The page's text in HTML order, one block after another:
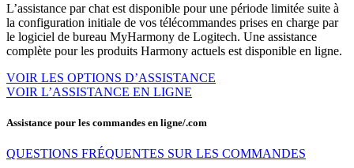
L’assistance par chat est disponible pour une période limitée suite à
la configuration initiale de vos télécommandes prises en charge par
le logiciel de bureau MyHarmony de Logitech. Une assistance
complète pour les produits Harmony actuels est disponible en ligne.
VOIR LES OPTIONS D’ASSISTANCE
VOIR L’ASSISTANCE EN LIGNE
Assistance pour les commandes en ligne/.com
QUESTIONS FRÉQUENTES SUR LES COMMANDES